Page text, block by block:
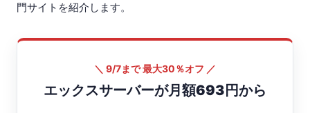
門サイトを紹介します。
＼ 9/7まで 最大30％オフ ／
エックスサーバーが月額693円から